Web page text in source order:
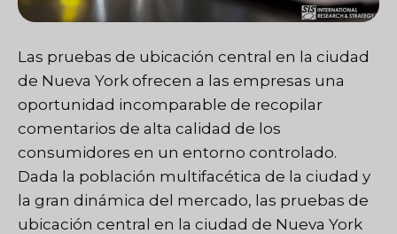
Las pruebas de ubicación central en la ciudad
de Nueva York ofrecen a las empresas una
oportunidad incomparable de recopilar
comentarios de alta calidad de los
consumidores en un entorno controlado.
Dada la población multifacética de la ciudad y
la gran dinámica del mercado, las pruebas de
ubicación central en la ciudad de Nueva York